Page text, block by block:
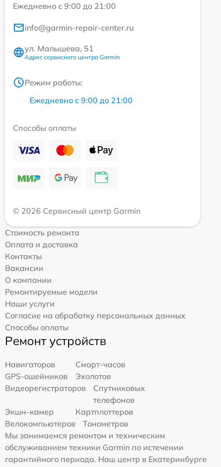
Ежедневно с 9:00 до 21:00
info@garmin-repair-center.ru
ул. Малышева, 51
Адрес сервисного центра Garmin
Режим работы:
Ежедневно с 9:00 до 21:00
Способы оплаты
© 2026 Сервисный центр Garmin
Стоимость ремонта
Оплата и доставка
Контакты
Вакансии
О компании
Ремонтируемые модели
Наши услуги
Согласие на обработку персональных данных
Способы оплаты
Ремонт устройств
Навигаторов
Смарт-часов
GPS-ошейников
Эхолотов
Видеорегистраторов
Спутниковых
телефонов
Экшн-камер
Картплоттеров
Велокомпьютеров
Тонометров
Мы занимаемся ремонтом и техническим
обслуживанием техники Garmin по истечении
гарантийного периода. Наш центр в Екатеринбурге